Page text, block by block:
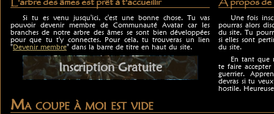
Une fois
pourras alors
du site. Tu
si elles sont
du site.
En tant que
te faire
guerrier.
devras si tu
hostile.
Si tu es venu jusqu'ici, c'est une bonne chose. Tu vas
pouvoir devenir membre de Communauté Avatar car les
branches de notre arbre des âmes se sont bien développées
pour que tu t'y connectes. Pour cela, tu trouveras un lien
"Devenir membre" dans la barre de titre en haut du site.
Inscription Gratuite
Ma coupe à moi est vide